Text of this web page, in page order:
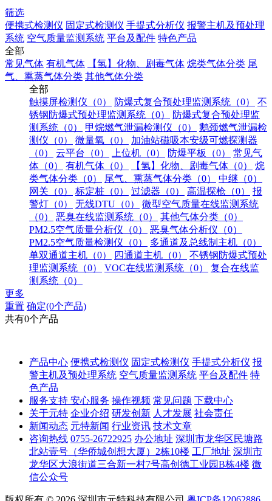
筛选
便携式检测仪 固定式检测仪 手提式分析仪 报警主机及预处理
系统 空气质量监测系统 平台及配件 特色产品
全部
常见气体 有机气体 【氢】化物、剧毒气体 烷类气体分类 尾
气、熏蒸气体分类 其他气体分类
全部
触摸屏检测仪（0）
防爆式复合预处理监测系统（0）
不
锈钢防爆式预处理监测系统（0）
防爆式复合预处理监
测系统（0）
甲烷燃气泄漏检测仪（0）
鹅颈燃气泄漏检
测仪（0）
微量氧（0）
加油站磁吸本安级可燃探测器
（0）
云平台（0） 上位机（0） 防爆平板（0）
常见气
体（0）
有机气体（0） 【氢】化物、剧毒气体（0）
烷
类气体分类（0）
尾气、熏蒸气体分类（0）
中继（0）
网关（0）
标定桩（0） 过滤器（0） 高温探枪（0）
报
警灯（0）
无线DTU（0）
微型空气质量在线监测系统
（0）
恶臭在线监测系统（0）
其他气体分类（0）
PM2.5空气质量分析仪（0）
恶臭气体分析仪（0）
PM2.5空气质量检测仪（0）
多通道及总线制主机（0）
单双通道主机（0）
四通道主机（0）
不锈钢防爆式预处
理监测系统（0）
VOC在线监测系统（0）
复合在线监
测系统（0）
更多
重置 确定(0个产品)
共有0个产品
产品中心 便携式检测仪 固定式检测仪 手提式分析仪 报
警主机及预处理系统 空气质量监测系统 平台及配件 特
色产品
服务支持 安心服务 操作视频 常见问题 下载中心
关于元特 企业介绍 研发创新 人才发展 社会责任
新闻动态 元特新闻 行业资讯 技术文章
咨询热线 0755-26722925 办公地址 深圳市龙华区民塘路
北站壹号（华侨城创想大厦）2栋10楼 工厂地址 深圳市
龙华区大浪街道三合新一村7号高创德工业园B栋4楼 微
信公众号